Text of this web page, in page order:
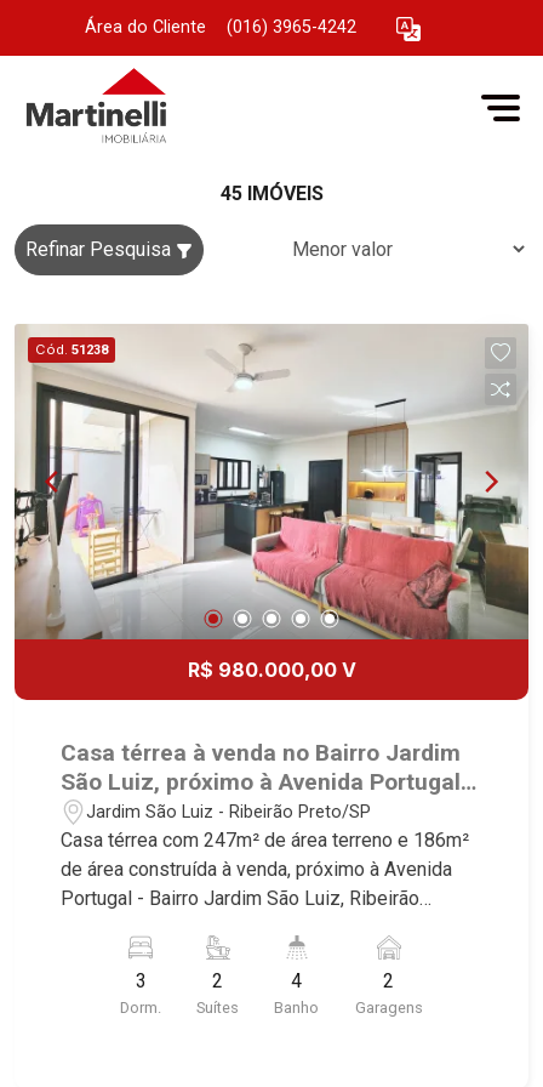
Área do Cliente (016) 3965-4242
45 IMÓVEIS
Refinar Pesquisa
Cód. 51238
R$ 980.000,00 V
Casa térrea à venda no Bairro Jardim
São Luiz, próximo à Avenida Portugal -
Ribeirão Preto/SP.
Jardim São Luiz - Ribeirão Preto/SP
Casa térrea com 247m² de área terreno e 186m²
de área construída à venda, próximo à Avenida
Portugal - Bairro Jardim São Luiz, Ribeirão
imóvel que a Martinelli Imobiliária selecionou
para você: - 247m² de área terreno e 186m² de
área construída - 3 dormitórios sendo 2 suítes
3
Dorm.
2
Suítes
4
Banho
2
Garagens